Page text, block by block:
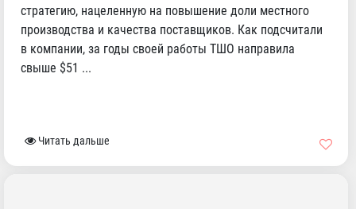
стратегию, нацеленную на повышение доли местного
производства и качества поставщиков. Как подсчитали
в компании, за годы своей работы ТШО направила
свыше $51 ...
Читать дальше